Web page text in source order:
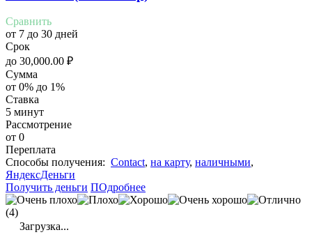
Сравнить
от 7 до 30 дней
Срок
до 30,000.00 ₽
Сумма
от 0% до 1%
Ставка
5 минут
Рассмотрение
от 0
Переплата
Cпособы получения: Contact, на карту, наличными,
ЯндексДеньги
Получить деньги ПОдробнее
(4)
Загрузка...